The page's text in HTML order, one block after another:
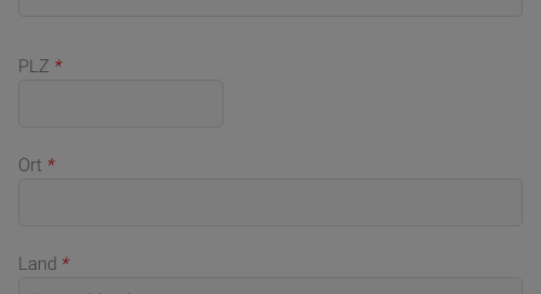
PLZ *
Ort *
Land *